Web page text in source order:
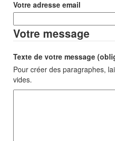
Votre adresse email
Votre message
Texte de votre message
Pour créer des paragraphes,
vides.